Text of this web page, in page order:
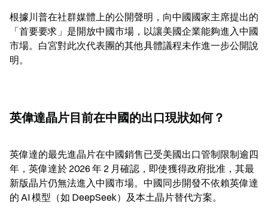
根據川普在社群媒體上的公開聲明，向中國國家主席提出的
「首要要求」是開放中國市場，以讓美國企業能夠進入中國
市場。白宮對此次代表團的其他具體議程未作進一步公開說
明。
英偉達晶片目前在中國的出口現狀如何？
英偉達的最先進晶片在中國銷售已受美國出口管制限制逾四
年，英偉達於 2026 年 2 月確認，即使獲得政府批准，其最
新版晶片仍無法進入中國市場。中國同步開發不依賴英偉達
的 AI 模型（如 DeepSeek）及本土晶片替代方案。